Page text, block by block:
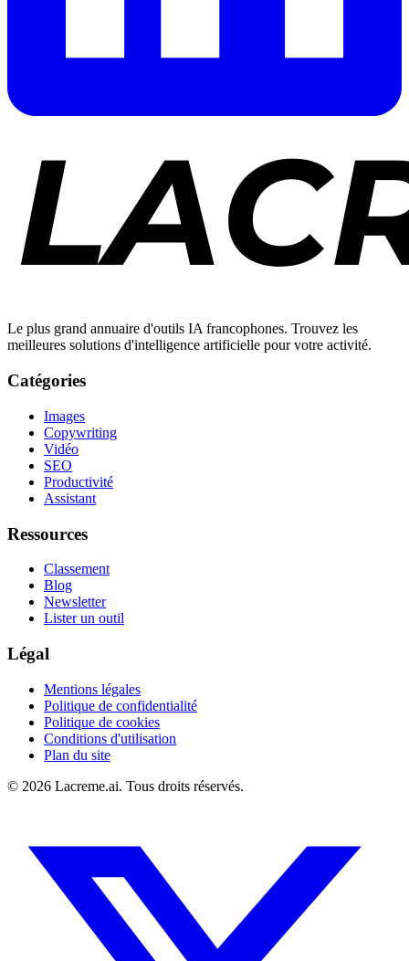
Le plus grand annuaire d'outils IA francophones. Trouvez les
meilleures solutions d'intelligence artificielle pour votre activité.
Catégories
Images
Copywriting
Vidéo
SEO
Productivité
Assistant
Ressources
Classement
Blog
Newsletter
Lister un outil
Légal
Mentions légales
Politique de confidentialité
Politique de cookies
Conditions d'utilisation
Plan du site
© 2026 Lacreme.ai. Tous droits réservés.